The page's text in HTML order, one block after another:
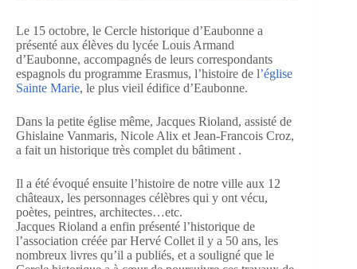
Le 15 octobre, le Cercle historique d’Eaubonne a
présenté aux élèves du lycée Louis Armand
d’Eaubonne, accompagnés de leurs correspondants
espagnols du programme Erasmus, l’histoire de l’église
Sainte Marie, le plus vieil édifice d’Eaubonne.
Dans la petite église même, Jacques Rioland, assisté de
Ghislaine Vanmaris, Nicole Alix et Jean-Francois Croz,
a fait un historique très complet du bâtiment .
Il a été évoqué ensuite l’histoire de notre ville aux 12
châteaux, les personnages célèbres qui y ont vécu,
poètes, peintres, architectes…etc.
Jacques Rioland a enfin présenté l’historique de
l’association créée par Hervé Collet il y a 50 ans, les
nombreux livres qu’il a publiés, et a souligné que le